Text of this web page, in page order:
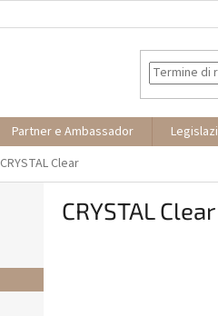
Partner e Ambassador
CRYSTAL Clear
CRYSTAL Clear